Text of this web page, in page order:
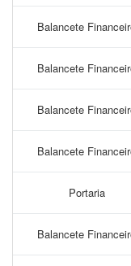
Balancete
Balancete
Balancete
Balancete
Portaria
Balancete